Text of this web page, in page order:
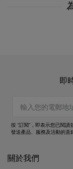
即
按 “訂閱”，即表示您已閱讀
發送產品、服務及活動的直
關於我們